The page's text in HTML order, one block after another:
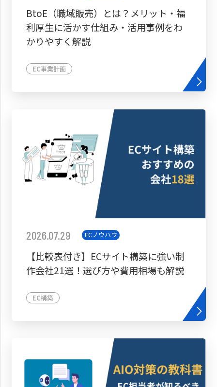
BtoE（職域販売）とは？メリット・福
利厚生に活かす仕組み・活用事例をわ
かりやすく解説
EC事業計画
2026.07.29 ECノウハウ
【比較表付き】ECサイト構築に強い制
作会社21選！選び方や費用相場も解説
EC構築